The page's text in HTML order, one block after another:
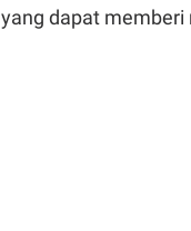
yang dapat memberi